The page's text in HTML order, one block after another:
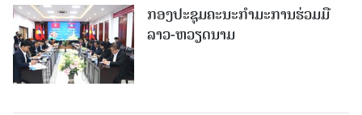
ກອງປະຊຸມຄະນະກຳມະການຮ່ວມມື
ລາວ-ຫວຽດນາມ